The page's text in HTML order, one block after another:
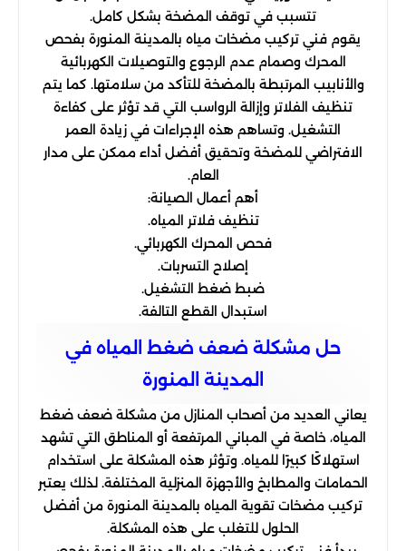
تتسبب في توقف المضخة بشكل كامل.
يقوم فني تركيب مضخات مياه بالمدينة المنورة بفحص
المحرك وصمام عدم الرجوع والتوصيلات الكهربائية
والأنابيب المرتبطة بالمضخة للتأكد من سلامتها. كما يتم
تنظيف الفلاتر وإزالة الرواسب التي قد تؤثر على كفاءة
التشغيل. وتساهم هذه الإجراءات في زيادة العمر
الافتراضي للمضخة وتحقيق أفضل أداء ممكن على مدار
العام.
أهم أعمال الصيانة:
تنظيف فلاتر المياه.
فحص المحرك الكهربائي.
إصلاح التسربات.
ضبط ضغط التشغيل.
استبدال القطع التالفة.
حل مشكلة ضعف ضغط المياه في
المدينة المنورة
يعاني العديد من أصحاب المنازل من مشكلة ضعف ضغط
المياه، خاصة في المباني المرتفعة أو المناطق التي تشهد
استهلاكًا كبيرًا للمياه. وتؤثر هذه المشكلة على استخدام
الحمامات والمطابخ والأجهزة المنزلية المختلفة. لذلك يعتبر
تركيب مضخات تقوية المياه بالمدينة المنورة من أفضل
الحلول للتغلب على هذه المشكلة.